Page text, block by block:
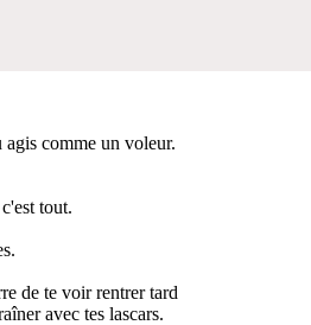
comme un voleur.
tout.
de te voir rentrer tard
avec tes lascars.